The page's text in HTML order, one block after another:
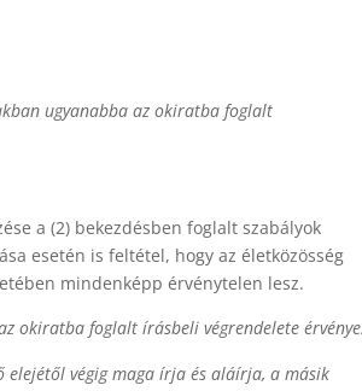
ugyanabba az okiratba foglalt
a (2) bekezdésben foglalt szabályok
esetén is feltétel, hogy az életközösség
mindenképp érvénytelen lesz.
okiratba foglalt írásbeli végrendelete
elejétől végig maga írja és aláírja, a másik